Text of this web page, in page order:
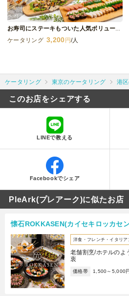
ケータリング 3,200 円/人
ケータリング 東京のケータリング 港
このお店をシェアする
LINEで教える
Facebookでシェア
PleArk(プレアーク)に似たお店
懐石ROKKASEN(カイセキロッカセ
洋食・フレンチ・イタリア
老舗割烹/ホテルのよ
衷
価格帯 1,500～5,000